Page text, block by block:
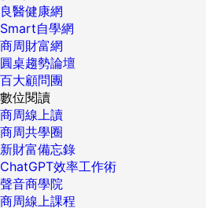
良醫健康網
Smart自學網
商周財富網
圓桌趨勢論壇
百大顧問團
數位閱讀
商周線上讀
商周共學圈
新財富備忘錄
ChatGPT效率工作術
聲音商學院
商周線上課程